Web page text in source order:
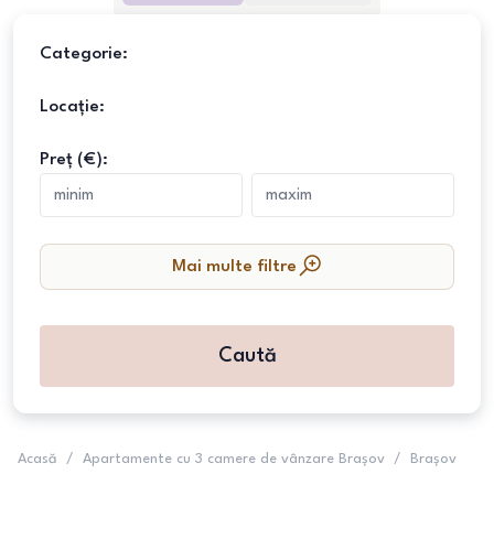
Categorie:
Locație:
Preț (€):
Mai multe filtre
Caută
Acasă / Apartamente cu 3 camere de vânzare Brașov / Brașov